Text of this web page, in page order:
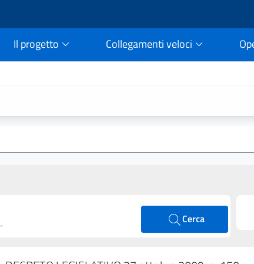
Il progetto Collegamenti veloci
Cerca